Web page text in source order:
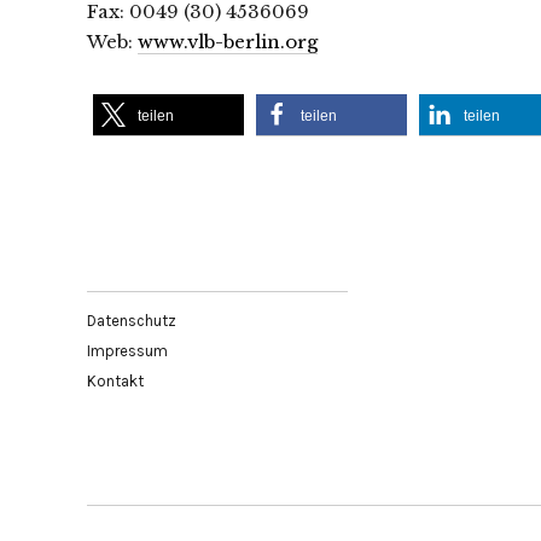
Fax: 0049 (30) 4536069
Web: www.vlb-berlin.org
teilen teilen teilen
Datenschutz
Impressum
Kontakt